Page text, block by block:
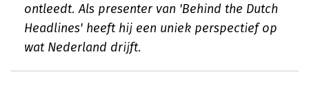
ontleedt. Als presenter van 'Behind the Dutch
Headlines' heeft hij een uniek perspectief op
wat Nederland drijft.